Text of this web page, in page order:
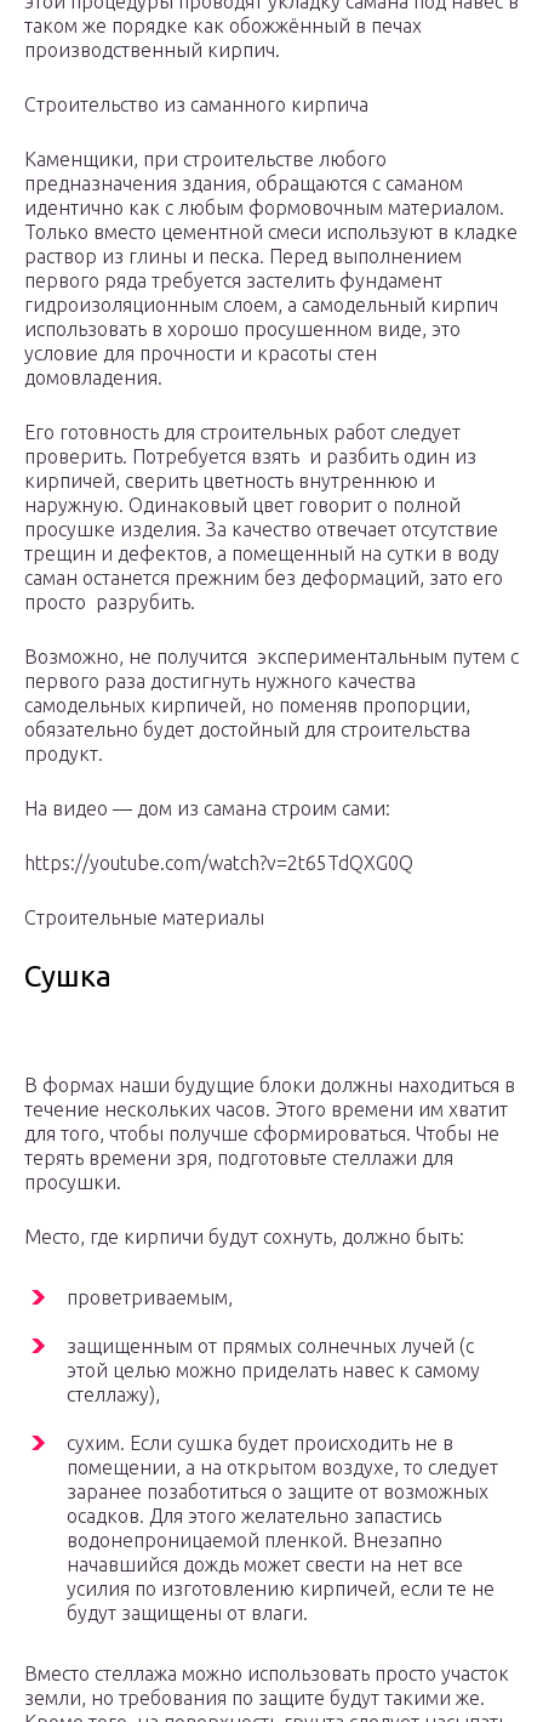
таком же порядке как обожжённый в печах
производственный кирпич.
Строительство из саманного кирпича
Каменщики, при строительстве любого
предназначения здания, обращаются с саманом
идентично как с любым формовочным материалом.
Только вместо цементной смеси используют в кладке
раствор из глины и песка. Перед выполнением
первого ряда требуется застелить фундамент
гидроизоляционным слоем, а самодельный кирпич
использовать в хорошо просушенном виде, это
условие для прочности и красоты стен
домовладения.
Его готовность для строительных работ следует
проверить. Потребуется взять и разбить один из
кирпичей, сверить цветность внутреннюю и
наружную. Одинаковый цвет говорит о полной
просушке изделия. За качество отвечает отсутствие
трещин и дефектов, а помещенный на сутки в воду
саман останется прежним без деформаций, зато его
просто разрубить.
Возможно, не получится экспериментальным путем с
первого раза достигнуть нужного качества
самодельных кирпичей, но поменяв пропорции,
обязательно будет достойный для строительства
продукт.
На видео — дом из самана строим сами:
https://youtube.com/watch?v=2t65TdQXG0Q
Строительные материалы
Сушка
В формах наши будущие блоки должны находиться в
течение нескольких часов. Этого времени им хватит
для того, чтобы получше сформироваться. Чтобы не
терять времени зря, подготовьте стеллажи для
просушки.
Место, где кирпичи будут сохнуть, должно быть:
проветриваемым,
защищенным от прямых солнечных лучей (с
этой целью можно приделать навес к самому
стеллажу),
сухим. Если сушка будет происходить не в
помещении, а на открытом воздухе, то следует
заранее позаботиться о защите от возможных
осадков. Для этого желательно запастись
водонепроницаемой пленкой. Внезапно
начавшийся дождь может свести на нет все
усилия по изготовлению кирпичей, если те не
будут защищены от влаги.
Вместо стеллажа можно использовать просто участок
земли, но требования по защите будут такими же.